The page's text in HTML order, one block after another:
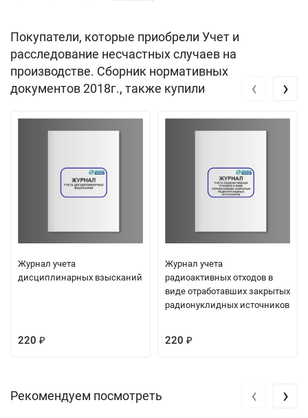
Покупатели, которые приобрели Учет и
расследование несчастных случаев на
производстве. Сборник нормативных
документов 2018г., также купили
Журнал учета
дисциплинарных взысканий
220 ₽
Журнал учета
радиоактивных отходов в
виде отработавших закрытых
радионуклидных источников
220 ₽
‹ ›
Рекомендуем посмотреть ‹ ›